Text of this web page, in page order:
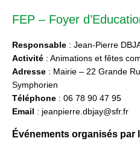
FEP – Foyer
Responsable : Jean-Pierre
Activité : Animations et fêtes
Adresse : Mairie – 22 Grande
Symphorien
Téléphone : 06 78 90 47 95
Email : jeanpierre.dbjay@sfr.fr
Événements organisés par